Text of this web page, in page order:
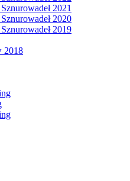
2021
2020
2019
2018